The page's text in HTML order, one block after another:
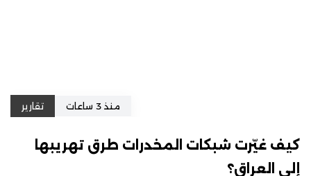
منذ 3 ساعات تقارير
كيف غيّرت شبكات المخدرات طرق تهريبها
إلى العراق؟